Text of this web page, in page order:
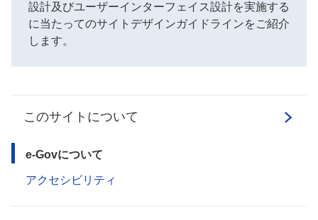
設計及びユーザーインターフェイス設計を実施する
に当たってのサイトデザインガイドラインをご紹介
します。
このサイトについて
e-Govについて
アクセシビリティ